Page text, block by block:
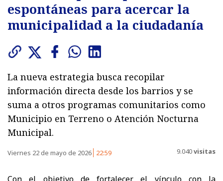
espontáneas para acercar la
municipalidad a la ciudadanía
La nueva estrategia busca recopilar
información directa desde los barrios y se
suma a otros programas comunitarios como
Municipio en Terreno o Atención Nocturna
Municipal.
Viernes 22 de mayo de 2026 22:59 9.040visitas